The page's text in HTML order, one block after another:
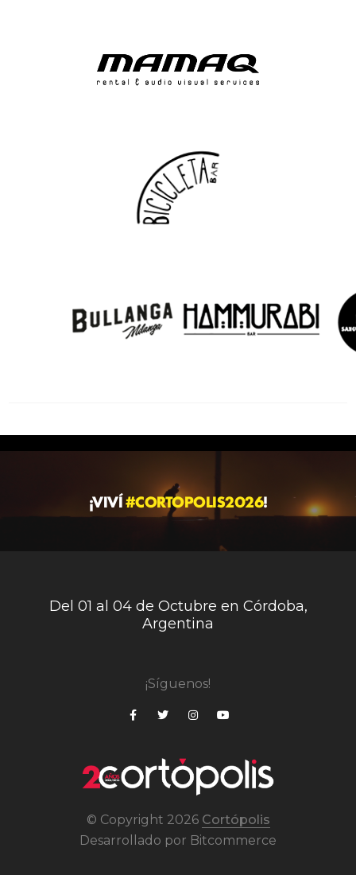
¡VIVÍ#CORTOPOLIS2026!
© Copyright 2026 Cortópolis
Desarrollado por Bitcommerce
Del 01 al 04 de Octubre en Córdoba,
Argentina
¡Síguenos!